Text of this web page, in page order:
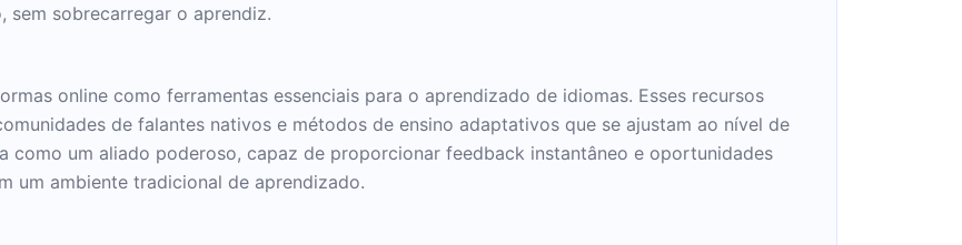
sem sobrecarregar o aprendiz.
online como ferramentas essenciais para o aprendizado de idiomas. Esses recursos
de falantes nativos e métodos de ensino adaptativos que se ajustam ao nível de
como um aliado poderoso, capaz de proporcionar feedback instantâneo e oportunidades
um ambiente tradicional de aprendizado.